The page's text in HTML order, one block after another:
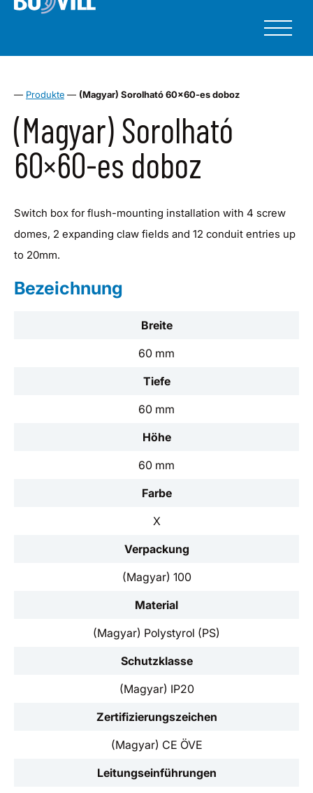
— Produkte — (Magyar) Sorolható 60×60-es doboz
(Magyar) Sorolható
60×60-es doboz
Switch box for flush-mounting installation with 4 screw
domes, 2 expanding claw fields and 12 conduit entries up
to 20mm.
Bezeichnung
Breite
60 mm
Tiefe
60 mm
Höhe
60 mm
Farbe
X
Verpackung
(Magyar) 100
Material
(Magyar) Polystyrol (PS)
Schutzklasse
(Magyar) IP20
Zertifizierungszeichen
(Magyar) CE ÖVE
Leitungseinführungen